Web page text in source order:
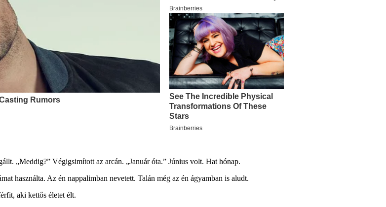
„Meddig?” Végigsimított az arcán. „Január óta.” Június volt. Hat hónap.
használta. Az én nappalimban nevetett. Talán még az én ágyamban is aludt.
aki kettős életet élt.